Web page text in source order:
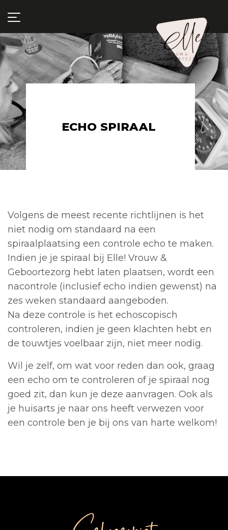
ECHO SPIRAAL
Volgens de meest recente richtlijnen is het
niet nodig om standaard na een
spiraalplaatsing een controle echo te maken.
Indien je je spiraal bij Elle! Vrouw &
Geboortezorg hebt laten plaatsen, wordt een
nacontrole (inclusief echo indien gewenst) na
zes weken standaard aangeboden.
Na deze controle is het echoscopisch
controleren, indien je geen klachten hebt en
de touwtjes voelbaar zijn, niet meer nodig.
Wil je zelf, om wat voor reden dan ook, graag
een echo om te controleren of je spiraal nog
goed zit, dan kun je deze aanvragen. Ook als
je huisarts je naar ons heeft verwezen voor
een controle ben je bij ons van harte welkom!